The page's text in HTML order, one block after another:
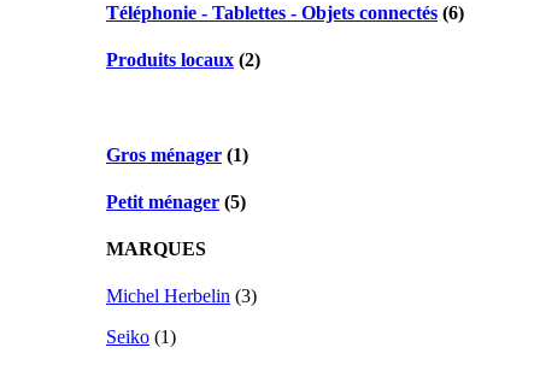
Téléphonie - Tablettes - Objets connectés (6)
Produits locaux (2)
Gros ménager (1)
Petit ménager (5)
MARQUES
Michel Herbelin (3)
Seiko (1)